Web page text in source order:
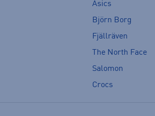
Asics
Björn Borg
Fjällräven
The North Face
Salomon
Crocs